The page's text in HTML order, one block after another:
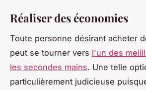
Réaliser des économies
Toute personne désirant acheter
peut se tourner vers l'un des
les secondes mains. Une telle
particulièrement judicieuse